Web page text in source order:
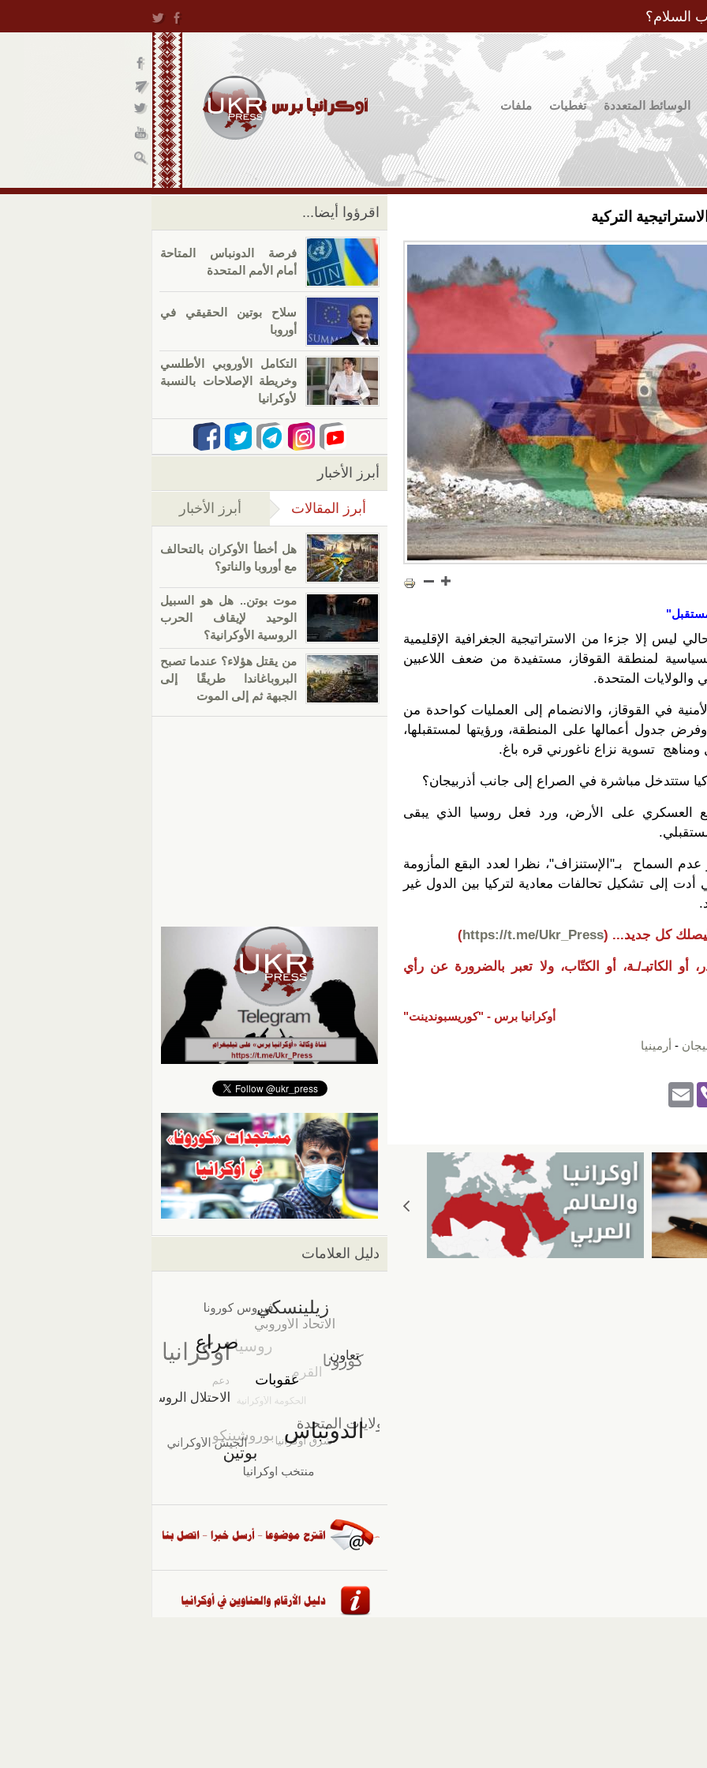
السلام؟
الوسائط المتعددة تغطيات ملفات
التركية
ليس إلا جزءا من الاستراتيجية الجغرافية الإقليمية
السياسية لمنطقة القوقاز، مستفيدة من ضعف اللاعبين
والولايات المتحدة.
​​في القوقاز، والانضمام إلى العمليات كواحدة من
جدول أعمالها على المنطقة، ورؤيتها لمستقبلها،
ومناهج تسوية نزاع ناغورني قره باغ.
ستتدخل مباشرة في الصراع إلى جانب أذربيجان؟
العسكري على الأرض، ورد فعل روسيا الذي يبقى
عدم السماح بـ"الإستنزاف"، نظرا لعدد البقع المأزومة
أدت إلى تشكيل تحالفات معادية لتركيا بين الدول غير
كل جديد... (
https://t.me/Ukr_Press
)
أو الكاتبـ/ـة، أو الكتّاب، ولا تعبر بالضرورة عن رأي
أوكرانيا برس - "كوريسبوندينت"
- أرمينيا
Vi
اقرؤوا أيضا...
فرصة الدونباس المتاحة
أمام الأمم المتحدة
سلاح بوتين الحقيقي في
أوروبا
التكامل الأوروبي الأطلسي
وخريطة الإصلاحات بالنسبة
لأوكرانيا
أبرز الأخبار
أبرز المقالات (علامة التبويب النشطة)
أبرز الأخبار
هل أخطأ الأوكران بالتحالف
مع أوروبا والناتو؟
موت بوتن.. هل هو السبيل
الوحيد لإيقاف الحرب
الروسية الأوكرانية؟
من يقتل هؤلاء؟ عندما تصبح
البروباغاندا طريقًا إلى
الجبهة ثم إلى الموت
دليل العلامات